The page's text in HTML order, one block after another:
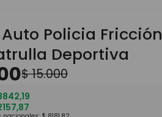
Policia Fricción
Deportiva
$15.000
,19
,87